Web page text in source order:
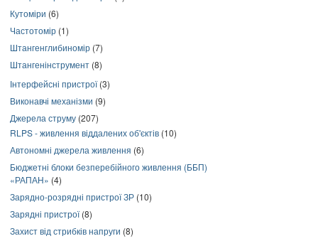
Кутоміри (6)
Частотомір (1)
Штангенглибиномір (7)
Штангенінструмент (8)
Інтерфейсні пристрої(3)
Виконавчі механізми (9)
Джерела струму (207)
RLPS - живлення віддалених об'єктів (10)
Автономні джерела живлення (6)
Бюджетні блоки безперебійного живлення (ББП)
«РАПАН» (4)
Зарядно-розрядні пристрої ЗР (10)
Зарядні пристрої(8)
Захист від стрибків напруги (8)